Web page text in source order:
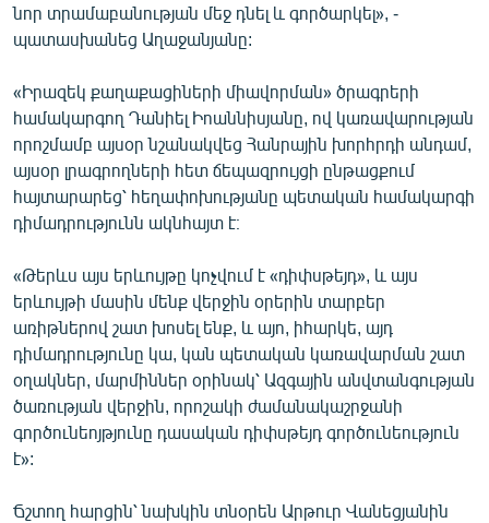
նոր տրամաբանության մեջ դնել և գործարկել», -
պատասխանեց Աղաջանյանը:
«Իրազեկ քաղաքացիների միավորման» ծրագրերի
համակարգող Դանիել Իոաննիսյանը, ով կառավարության
որոշմամբ այսօր նշանակվեց Հանրային խորհրդի անդամ,
այսօր լրագրողների հետ ճեպազրույցի ընթացքում
հայտարարեց՝ հեղափոխությանը պետական համակարգի
դիմադրությունն ակնհայտ է։
«Թերևս այս երևույթը կոչվում է «դիփսթեյդ», և այս
երևույթի մասին մենք վերջին օրերին տարբեր
առիթներով շատ խոսել ենք, և այո, իհարկե, այդ
դիմադրությունը կա, կան պետական կառավարման շատ
օղակներ, մարմիններ օրինակ՝ Ազգային անվտանգության
ծառության վերջին, որոշակի ժամանակաշրջանի
գործունեոյթյունը դասական դիփսթեյդ գործունեություն
է»:
Ճշտող հարցին՝ նախկին տնօրեն Արթուր Վանեցյանին